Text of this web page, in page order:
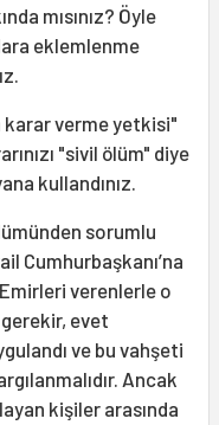
mısınız? Öyle
eklemlenme
verme yetkisi"
"sivil ölüm" diye
kullandınız.
sorumlu
Cumhurbaşkanı’na
verenlerle o
evet
ve bu vahşeti
Ancak
kişiler arasında